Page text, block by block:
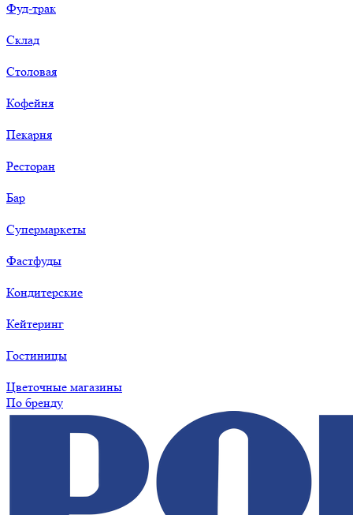
Фуд-трак
Склад
Столовая
Кофейня
Пекарня
Ресторан
Бар
Супермаркеты
Фастфуды
Кондитерские
Кейтеринг
Гостиницы
Цветочные магазины
По бренду